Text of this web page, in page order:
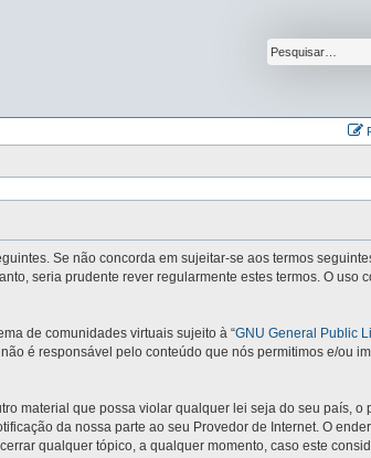
Se não concorda em sujeitar-se aos termos
seria prudente rever regularmente estes termos. O uso
de comunidades virtuais sujeito à “GNU General Public
é responsável pelo conteúdo que nós permitimos e/ou
material que possa violar qualquer lei seja do seu país, o
da nossa parte ao seu Provedor de Internet. O
qualquer tópico, a qualquer momento, caso este